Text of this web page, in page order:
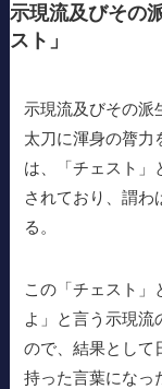
示現流及びその
スト」
示現流及びその派
太刀に渾身の膂力
は、「チェスト」
されており、謂わ
る。
この「チェスト」
よ」と言う示現流
ので、結果として
持った言葉になっ